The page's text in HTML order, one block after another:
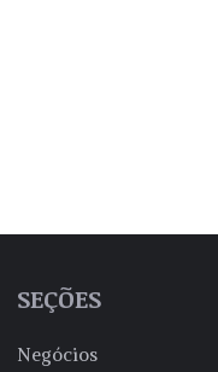
SEÇÕES
Negócios